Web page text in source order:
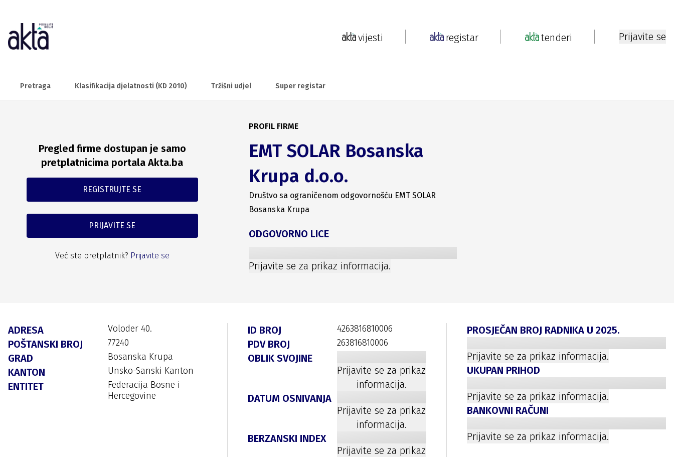
vijesti registar tenderi Prijavite se
Pretraga Klasifikacija djelatnosti (KD 2010) Tržišni udjel Super registar
Pregled firme dostupan je samo
pretplatnicima portala Akta.ba
REGISTRUJTE SE
PRIJAVITE SE
Već ste pretplatnik? Prijavite se
PROFIL FIRME
EMT SOLAR Bosanska
Krupa d.o.o.
Društvo sa ograničenom odgovornošću EMT SOLAR
Bosanska Krupa
ODGOVORNO LICE
Prijavite se za prikaz informacija.
ADRESA Voloder 40.
POŠTANSKI BROJ 77240
GRAD Bosanska Krupa
KANTON Unsko-Sanski Kanton
ENTITET
Federacija Bosne i
Hercegovine
ID BROJ 4263816810006
PDV BROJ 263816810006
OBLIK SVOJINE
Prijavite se za prikaz
informacija.
DATUM OSNIVANJA
Prijavite se za prikaz
informacija.
BERZANSKI INDEX
Prijavite se za prikaz
PROSJEČAN BROJ RADNIKA U 2025.
Prijavite se za prikaz informacija.
UKUPAN PRIHOD
Prijavite se za prikaz informacija.
BANKOVNI RAČUNI
Prijavite se za prikaz informacija.